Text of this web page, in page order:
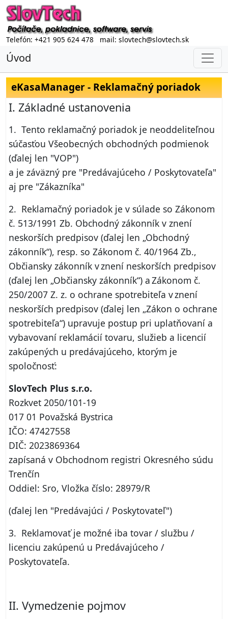
Telefón: +421 905 624 478 mail: slovtech@slovtech.sk
Úvod
eKasaManager - Reklamačný poriadok
I. Základné ustanovenia
1. Tento reklamačný poriadok je neoddeliteľnou
súčasťou Všeobecných obchodných podmienok
(ďalej len "VOP")
a je záväzný pre "Predávajúceho / Poskytovateľa"
aj pre "Zákazníka"
2. Reklamačný poriadok je v súlade so Zákonom
č. 513/1991 Zb. Obchodný zákonník v znení
neskorších predpisov (ďalej len „Obchodný
zákonník“), resp. so Zákonom č. 40/1964 Zb.,
Občiansky zákonník v znení neskorších predpisov
(ďalej len „Občiansky zákonník“) a Zákonom č.
250/2007 Z. z. o ochrane spotrebiteľa v znení
neskorších predpisov (ďalej len „Zákon o ochrane
spotrebiteľa“) upravuje postup pri uplatňovaní a
vybavovaní reklamácií tovaru, služieb a licencií
zakúpených u predávajúceho, ktorým je
spoločnosť:
SlovTech Plus s.r.o.
Rozkvet 2050/101-19
017 01 Považská Bystrica
IČO: 47427558
DIČ: 2023869364
zapísaná v Obchodnom registri Okresného súdu
Trenčín
Oddiel: Sro, Vložka číslo: 28979/R
(ďalej len "Predávajúci / Poskytovateľ")
3. Reklamovať je možné iba tovar / službu /
licenciu zakúpenú u Predávajúceho /
Poskytovateľa.
II. Vymedzenie pojmov